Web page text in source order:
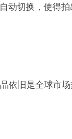
动切换，使得
依旧是全球市